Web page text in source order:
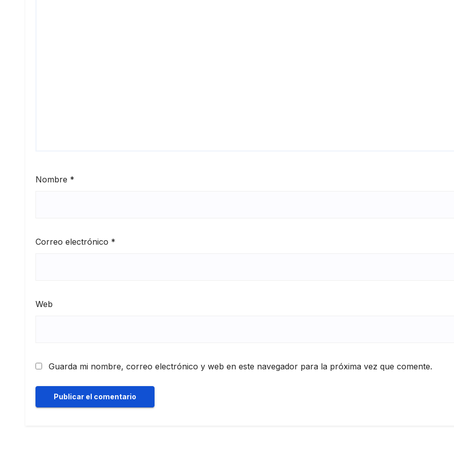
Nombre *
Correo electrónico *
Web
Guarda mi nombre, correo electrónico y web en este navegador para la próxima vez que comente.